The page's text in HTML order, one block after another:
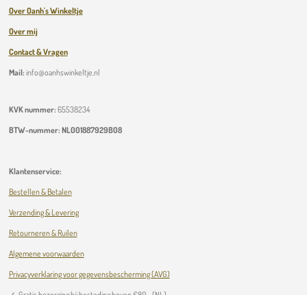
Over Oanh's Winkeltje
Over mij
Contact & Vragen
Mail: info@oanhswinkeltje.nl
KVK nummer: 65538234
BTW-nummer: NL001887929B08
Klantenservice:
Bestellen & Betalen
Verzending & Levering
Retourneren & Ruilen
Algemene voorwaarden
Privacyverklaring voor gegevensbescherming (AVG)